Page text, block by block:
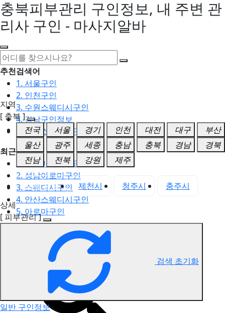
충북피부관리 구인정보, 내 주변 관
리사 구인 - 마사지알바
추천검색어
1. 서울구인
2. 인천구인
3. 수원스웨디시구인
4. 강남구인정보
5. 동탄스웨디시구인
최근검색어
1. 일산마사지구인
2. 성남아로마구인
3. 스웨디시구인
4. 안산스웨디시구인
5. 아로마구인
충북 피부관리 구인정보
지역
[ 충북 ]
전국
서울 경기 인천 대전 대구
부산
울산
광주 세종 충남 충북 경남
경북
전남
전북 강원 제주
충북 전체 제천시 청주시
충주시
상세
[ 피부관리 ]
검색 초기화
일반 구인정보